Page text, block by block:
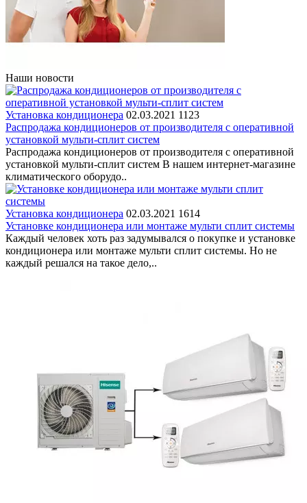
Наши новости
Установка кондиционера 02.03.2021 1123
Распродажа кондиционеров от производителя с оперативной
установкой мульти-сплит систем
Распродажа кондиционеров от производителя с оперативной
установкой мульти-сплит систем В нашем интернет-магазине
климатического оборудо..
Установка кондиционера 02.03.2021 1614
Установке кондиционера или монтаже мульти сплит системы
Каждый человек хоть раз задумывался о покупке и установке
кондиционера или монтаже мульти сплит системы. Но не
каждый решался на такое дело,..